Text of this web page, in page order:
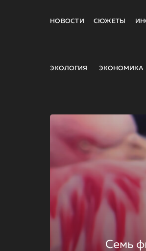
НОВОСТИ СЮЖЕТЫ
ЭКОЛОГИЯ ЭКОНОМИКА
Семь